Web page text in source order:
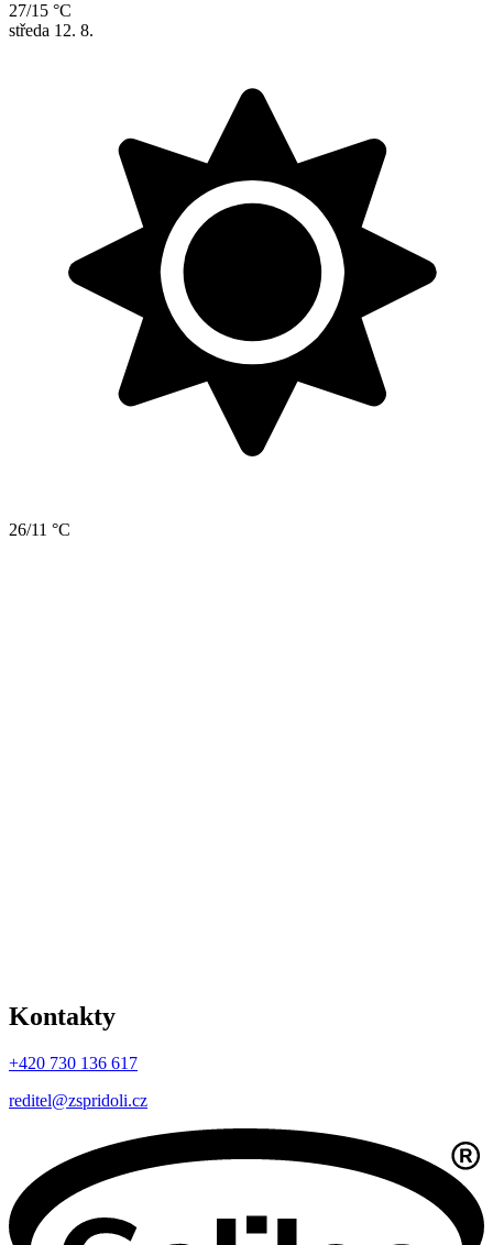
27/15 °C
středa 12. 8.
26/11 °C
Kontakty
+420 730 136 617
reditel@zspridoli.cz